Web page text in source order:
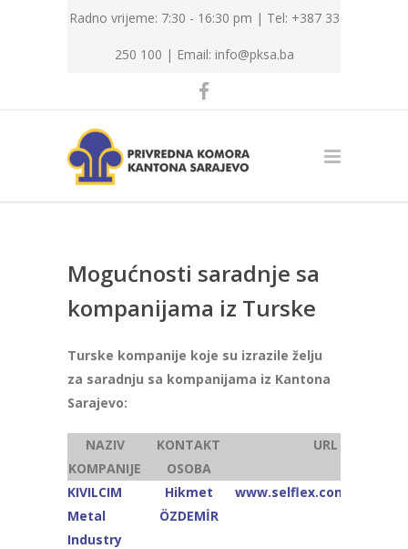
Radno vrijeme: 7:30 - 16:30 pm | Tel: +387 33
250 100 | Email: info@pksa.ba
Mogućnosti saradnje sa
kompanijama iz Turske
Turske kompanije koje su izrazile želju
za saradnju sa kompanijama iz Kantona
Sarajevo:
NAZIV
KOMPANIJE
KONTAKT
OSOBA
URL
KIVILCIM
Metal
Industry
Hikmet
ÖZDEMİR
www.selflex.com